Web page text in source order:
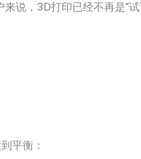
来说，3D打印已经不再是“
平衡：